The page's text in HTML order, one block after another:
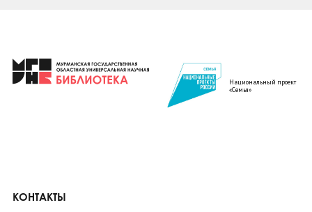
Национальный проект
«Семья»
КОНТАКТЫ